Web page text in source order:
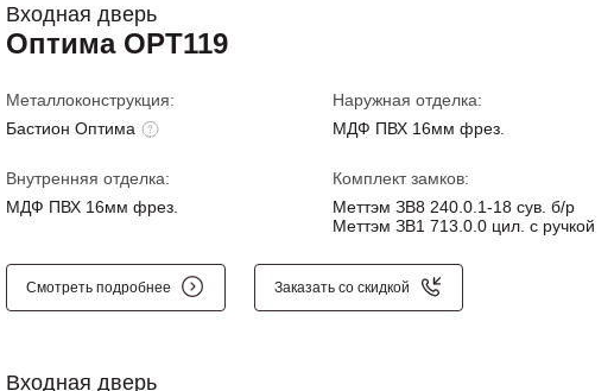
Входная дверь
Оптима OPT119
Металлоконструкция:
Бастион Оптима
Наружная отделка:
МДФ ПВХ 16мм фрез.
Внутренняя отделка:
МДФ ПВХ 16мм фрез.
Комплект замков:
Меттэм ЗВ8 240.0.1-18 сув. б/р
Меттэм ЗВ1 713.0.0 цил. с ручкой
Смотреть подробнее Заказать со скидкой
Входная дверь